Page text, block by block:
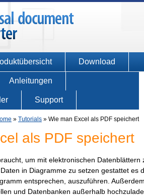
Download
Anleitungen
Support
» Tutorials » Wie man Excel als PDF speichert
als PDF speichert
um mit elektronischen
in Diagramme zu setzen gestattet es
entsprechen, auszuführen.
und Datenbanken außerhalb